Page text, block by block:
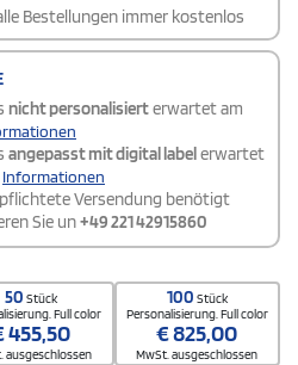
Bestellungen immer kostenlos
nicht personalisierterwartet am
angepasst mit digital label erwartet
Informationen
Versendung benötigt
Sie un+49 221 42915860
50 Stück
Full color
455,50
ausgeschlossen
100 Stück
Personalisierung. Full color
€825,00
MwSt. ausgeschlossen